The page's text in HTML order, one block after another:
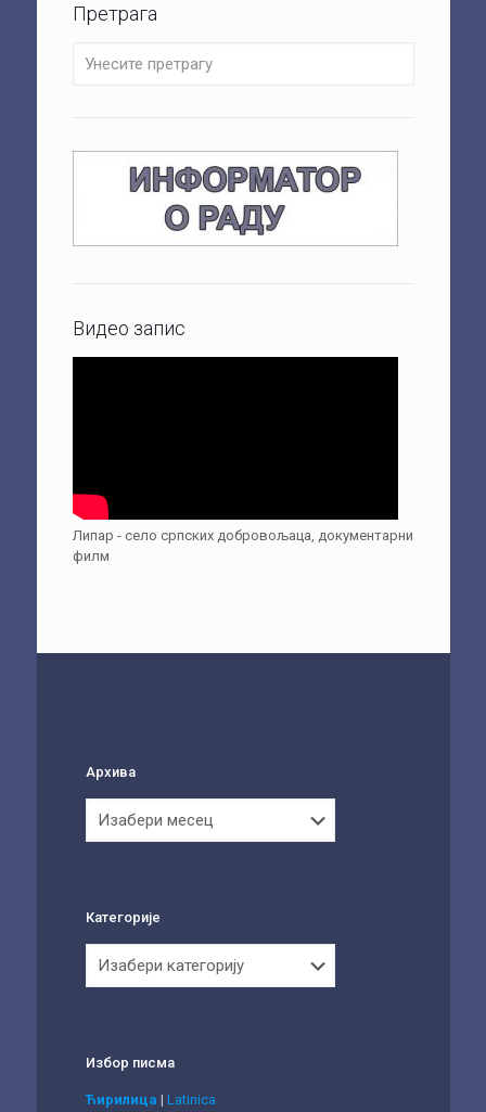
Претрага
Видео запис
Липар - село српских добровољаца, документарни
филм
Архива
Категорије
Избор писма
Ћирилица | Latinica